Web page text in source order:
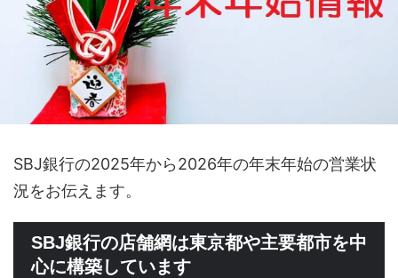
SBJ銀行の2025年から2026年の年末年始の営業状
況をお伝えます。
SBJ銀行の店舗網は東京都や主要都市を中
心に構築しています